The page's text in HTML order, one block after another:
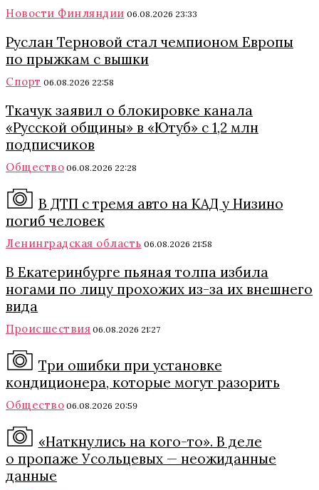
Новости Финляндии 06.08.2026 23:33
Руслан Терновой стал чемпионом Европы
по прыжкам с вышки
Спорт 06.08.2026 22:58
Ткачук заявил о блокировке канала
«Русской общины» в «Ютуб» с 1,2 млн
подписчиков
Общество 06.08.2026 22:28
В ДТП с тремя авто на КАД у Низино
погиб человек
Ленинградская область 06.08.2026 21:58
В Екатеринбурге пьяная толпа избила
ногами по лицу прохожих из-за их внешнего
вида
Происшествия 06.08.2026 21:27
Три ошибки при установке
кондиционера, которые могут разорить
Общество 06.08.2026 20:59
«Наткнулись на кого-то». В деле
о пропаже Усольцевых — неожиданные
данные